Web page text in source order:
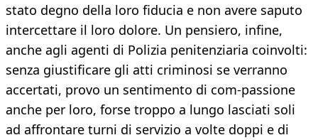
stato degno della loro fiducia e non avere saputo
intercettare il loro dolore. Un pensiero, infine,
anche agli agenti di Polizia penitenziaria coinvolti:
senza giustificare gli atti criminosi se verranno
accertati, provo un sentimento di com-passione
anche per loro, forse troppo a lungo lasciati soli
ad affrontare turni di servizio a volte doppi e di